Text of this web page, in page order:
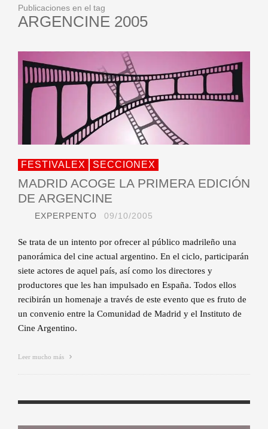
Publicaciones en el tag
ARGENCINE 2005
FESTIVALEX SECCIONEX
MADRID ACOGE LA PRIMERA EDICIÓN
DE ARGENCINE
EXPERPENTO 09/10/2005
Se trata de un intento por ofrecer al público madrileño una
panorámica del cine actual argentino. En el ciclo, participarán
siete actores de aquel país, así como los directores y
productores que les han impulsado en España. Todos ellos
recibirán un homenaje a través de este evento que es fruto de
un convenio entre la Comunidad de Madrid y el Instituto de
Cine Argentino.
Leer mucho más